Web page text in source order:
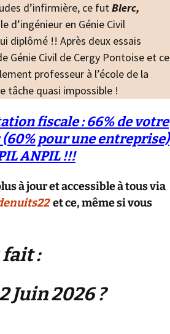
d’infirmière, ce futBlerc,
d’ingénieur en Génie Civil
diplômé !! Après deux essais
Génie Civil de Cergy Pontoise et ce
professeur à l’école de la
tâche quasi impossible !
fiscale : 66% de votre
pour une entreprise)
ANPIL !!!
à jour et accessible à tous via
et ce, même si vous
fait :
Juin 2026 ?